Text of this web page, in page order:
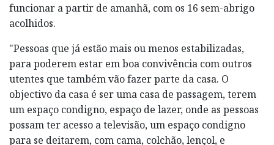
funcionar a partir de amanhã, com os 16 sem-abrigo
acolhidos.
"Pessoas que já estão mais ou menos estabilizadas,
para poderem estar em boa convivência com outros
utentes que também vão fazer parte da casa. O
objectivo da casa é ser uma casa de passagem, terem
um espaço condigno, espaço de lazer, onde as pessoas
possam ter acesso a televisão, um espaço condigno
para se deitarem, com cama, colchão, lençol, e